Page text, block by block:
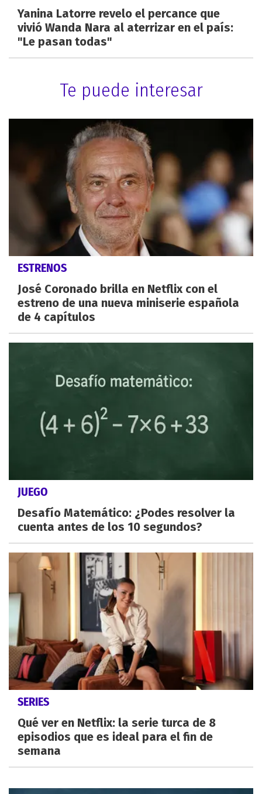
Yanina Latorre revelo el percance que
vivió Wanda Nara al aterrizar en el país:
"Le pasan todas"
Te puede interesar
ESTRENOS
José Coronado brilla en Netflix con el
estreno de una nueva miniserie española
de 4 capítulos
JUEGO
Desafío Matemático: ¿Podes resolver la
cuenta antes de los 10 segundos?
SERIES
Qué ver en Netflix: la serie turca de 8
episodios que es ideal para el fin de
semana